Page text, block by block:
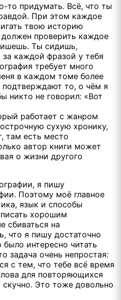
то придумать. Всё, что ты
При этом каждое
твою историю
проверить каждое
Ты сидишь,
каждой фразой у тебя
требует много
в каждом томе более
то, о чём я
никто не говорил: «Вот
работает с жанром
сухую хронику,
там есть место
автор книги может
о жизни другого
я пишу
Поэтому моё главное
язык и способы
хорошим
сбиваться на
что я пишу достаточно
интересно читать
задача очень непростая:
с тем, что тебе всё время
для повторяющихся
Это тоже довольно